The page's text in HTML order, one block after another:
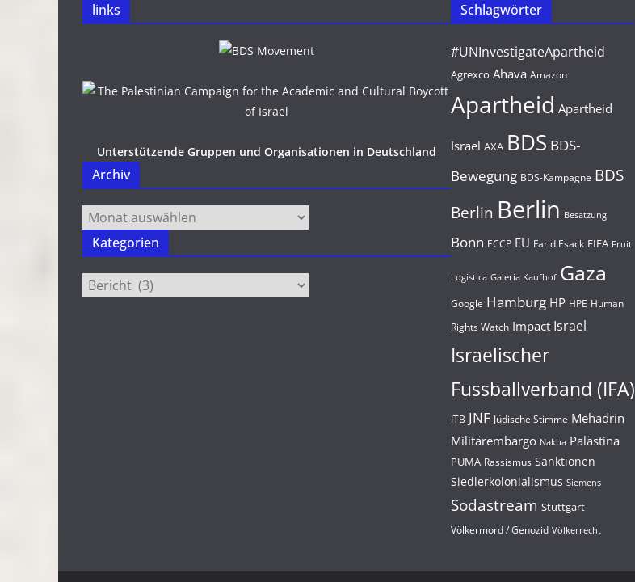
links
Unterstützende Gruppen und Organisationen in Deutschland
Archiv
Archiv
Kategorien
Kategorien
Schlagwörter
#UNInvestigateApartheid
Agrexco Ahava Amazon
Apartheid Apartheid
Israel AXA BDS BDS-
Bewegung BDS-Kampagne BDS
Berlin Berlin Besatzung
Bonn ECCP EU Farid Esack FIFA Fruit
Logistica Galeria Kaufhof Gaza
Google Hamburg HP HPE Human
Rights Watch Impact Israel
Israelischer
Fussballverband (IFA)
ITB JNF Jüdische Stimme Mehadrin
Militärembargo Nakba Palästina
PUMA Rassismus Sanktionen
Siedlerkolonialismus Siemens
Sodastream Stuttgart
Völkermord / Genozid Völkerrecht